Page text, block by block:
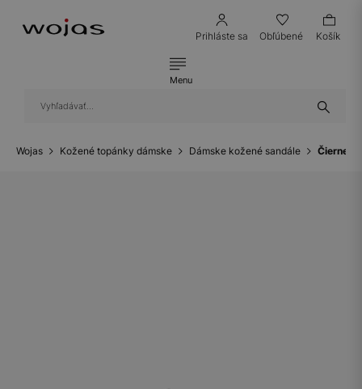
Prihláste sa Obľúbené Košík
Menu
Wojas Kožené topánky dámske Dámske kožené sandále Čierne